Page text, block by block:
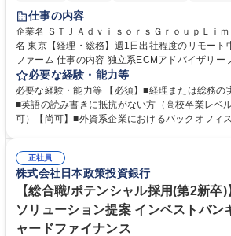
仕事の内容
企業名 ＳＴＪＡｄｖｉｓｏｒｓＧｒｏｕｐＬｉｍｉ
名 東京【経理・総務】週1日出社程度のリモート
ファーム 仕事の内容 独立系ECMアドバイザリーファームとして上場前後
の資本市場戦略を設計する当社にて経理・総務を
バックオフィス業務からスタートし組織を支える
できる環境です。 ■日常経理、月次および年次決算サポート業務 ■本国
（グローバル）との英文メール対応（AI翻訳ツー
業務をお任せします。残業も基本的には発生せず
を進めやすく定着率の高い環境です。 募集職種 東京【経理・総務】週1日
出社程度のリモート中心/残業基本無/独立系ファ
必要な経験・能力等
必要な経験・能力等 【必須】■経理または総務の
■英語の読み書きに抵抗がない方（高校卒業レベ
可）【尚可】■外資系企業におけるバックオフィ
【働き方について】現在は週4日程度の在宅勤務
ライフバランスを重視する方に最適な環境です（
談可）。【求める人物像】幅広いバックオフィス
社内外と円滑にコミュニケーションを取りながら
歴・資格 学歴：大学院 大学 高専 短大 専修学校
正社員
株式会社日本政策投資銀行
【総合職/ポテンシャル採用(第2新卒
ソリューション提案 インベストバン
ャードファイナンス